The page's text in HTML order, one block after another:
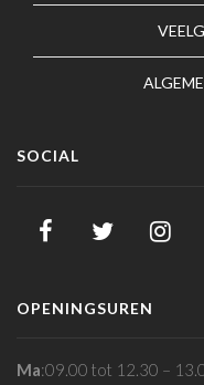
SOCIAL
OPENINGSUREN
Ma:09.00 tot 12.30 –